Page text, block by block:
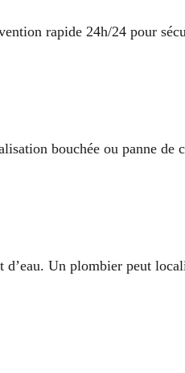
rapide 24h/24 pour
bouchée ou panne de
Un plombier peut